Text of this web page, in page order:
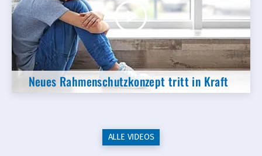
Neues Rahmenschutzkonzept tritt in Kraft
ALLE VIDEOS